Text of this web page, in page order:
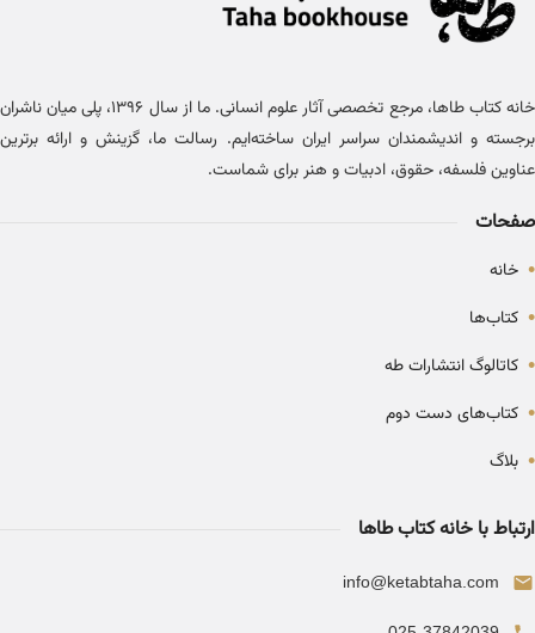
خانه کتاب طاها، مرجع تخصصی آثار علوم انسانی. ما از سال ۱۳۹۶، پلی میان ناشران
برجسته و اندیشمندان سراسر ایران ساخته‌ایم. رسالت ما، گزینش و ارائه برترین
عناوین فلسفه، حقوق، ادبیات و هنر برای شماست.
صفحات
• خانه
• کتاب‌ها
• کاتالوگ انتشارات طه
• کتاب‌های دست دوم
• بلاگ
ارتباط با خانه کتاب طاها
info@ketabtaha.com